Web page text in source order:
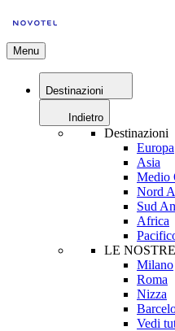
Menu
Destinazioni
Indietro
Destinazioni
Europa
Asia
Medio
Nord
Sud
Africa
LE
Milano
Roma
Nizza
Vedi